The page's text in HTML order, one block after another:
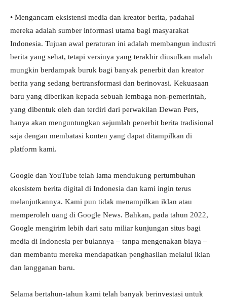
• Mengancam eksistensi media dan kreator berita, padahal
mereka adalah sumber informasi utama bagi masyarakat
Indonesia. Tujuan awal peraturan ini adalah membangun industri
berita yang sehat, tetapi versinya yang terakhir diusulkan malah
mungkin berdampak buruk bagi banyak penerbit dan kreator
berita yang sedang bertransformasi dan berinovasi. Kekuasaan
baru yang diberikan kepada sebuah lembaga non-pemerintah,
yang dibentuk oleh dan terdiri dari perwakilan Dewan Pers,
hanya akan menguntungkan sejumlah penerbit berita tradisional
saja dengan membatasi konten yang dapat ditampilkan di
platform kami.
Google dan YouTube telah lama mendukung pertumbuhan
ekosistem berita digital di Indonesia dan kami ingin terus
melanjutkannya. Kami pun tidak menampilkan iklan atau
memperoleh uang di Google News. Bahkan, pada tahun 2022,
Google mengirim lebih dari satu miliar kunjungan situs bagi
media di Indonesia per bulannya – tanpa mengenakan biaya –
dan membantu mereka mendapatkan penghasilan melalui iklan
dan langganan baru.
Selama bertahun-tahun kami telah banyak berinvestasi untuk